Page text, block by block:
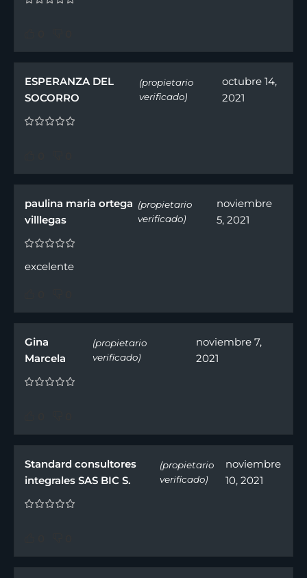
ESPERANZA DEL
SOCORRO
(propietario
verificado)
octubre 14,
2021
paulina maria ortega
villlegas
(propietario
verificado)
noviembre
5, 2021
excelente
Gina
Marcela
(propietario
verificado)
noviembre 7,
2021
Standard consultores
integrales SAS BIC S.
(propietario
verificado)
noviembre
10, 2021